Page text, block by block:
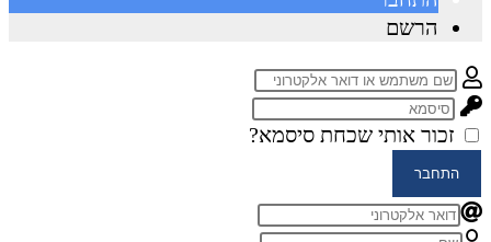
הרשם
זכור אותי שכחת סיסמא?
התחבר